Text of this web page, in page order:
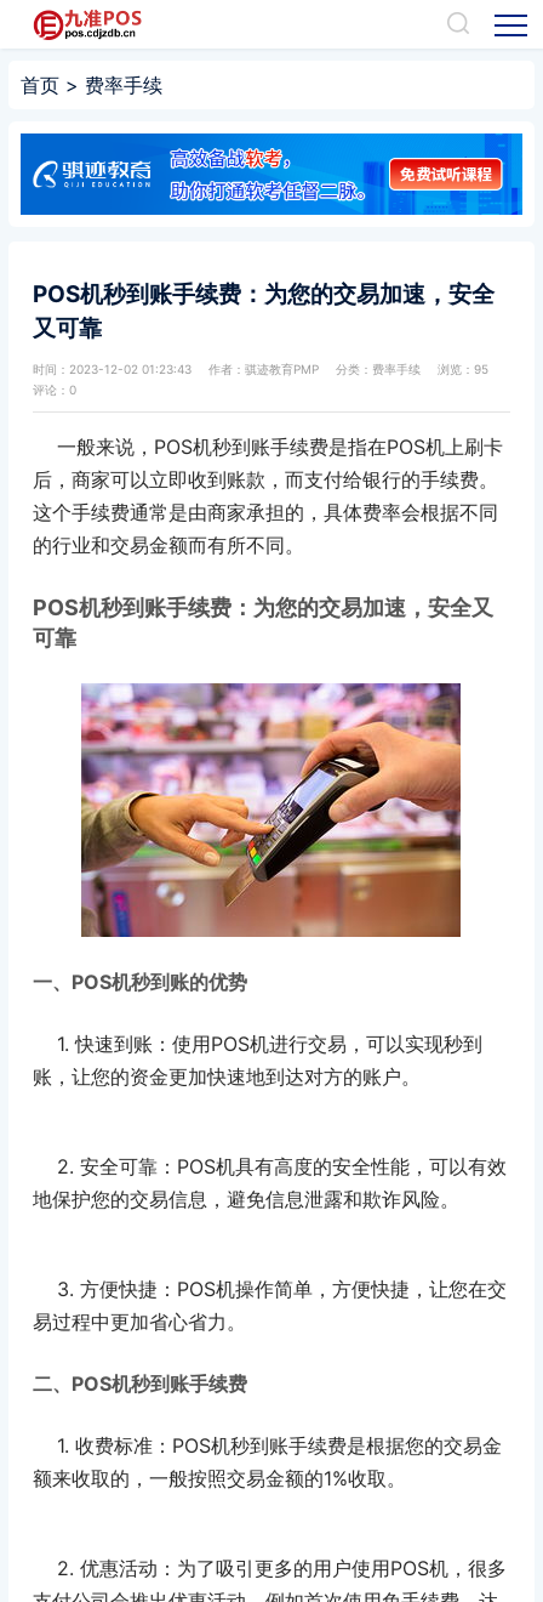
首页> 费率手续
POS机秒到账手续费：为您的交易加速，安全
又可靠
时间：2023-12-02 01:23:43 作者：骐迹教育PMP 分类： 费率手续
浏览：95
评论：0
一般来说，POS机秒到账手续费是指在POS机上刷卡
后，商家可以立即收到账款，而支付给银行的手续费。
这个手续费通常是由商家承担的，具体费率会根据不同
的行业和交易金额而有所不同。
POS机秒到账手续费：为您的交易加速，安全又
可靠
一、POS机秒到账的优势
1. 快速到账：使用POS机进行交易，可以实现秒到
账，让您的资金更加快速地到达对方的账户。
2. 安全可靠：POS机具有高度的安全性能，可以有效
地保护您的交易信息，避免信息泄露和欺诈风险。
3. 方便快捷：POS机操作简单，方便快捷，让您在交
易过程中更加省心省力。
二、POS机秒到账手续费
1. 收费标准：POS机秒到账手续费是根据您的交易金
额来收取的，一般按照交易金额的1%收取。
2. 优惠活动：为了吸引更多的用户使用POS机，很多